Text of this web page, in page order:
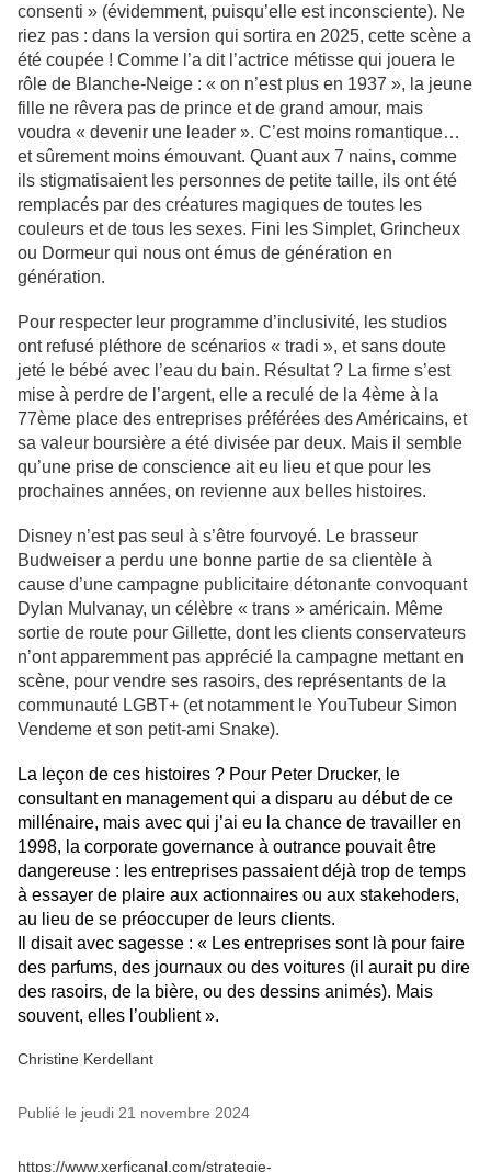
consenti » (évidemment, puisqu’elle est inconsciente). Ne
riez pas : dans la version qui sortira en 2025, cette scène a
été coupée ! Comme l’a dit l’actrice métisse qui jouera le
rôle de Blanche-Neige : « on n’est plus en 1937 », la jeune
fille ne rêvera pas de prince et de grand amour, mais
voudra « devenir une leader ». C’est moins romantique…
et sûrement moins émouvant. Quant aux 7 nains, comme
ils stigmatisaient les personnes de petite taille, ils ont été
remplacés par des créatures magiques de toutes les
couleurs et de tous les sexes. Fini les Simplet, Grincheux
ou Dormeur qui nous ont émus de génération en
génération.
Pour respecter leur programme d’inclusivité, les studios
ont refusé pléthore de scénarios « tradi », et sans doute
jeté le bébé avec l’eau du bain. Résultat ? La firme s’est
mise à perdre de l’argent, elle a reculé de la 4ème à la
77ème place des entreprises préférées des Américains, et
sa valeur boursière a été divisée par deux. Mais il semble
qu’une prise de conscience ait eu lieu et que pour les
prochaines années, on revienne aux belles histoires.
Disney n’est pas seul à s’être fourvoyé. Le brasseur
Budweiser a perdu une bonne partie de sa clientèle à
cause d’une campagne publicitaire détonante convoquant
Dylan Mulvanay, un célèbre « trans » américain. Même
sortie de route pour Gillette, dont les clients conservateurs
n’ont apparemment pas apprécié la campagne mettant en
scène, pour vendre ses rasoirs, des représentants de la
communauté LGBT+ (et notamment le YouTubeur Simon
Vendeme et son petit-ami Snake).
La leçon de ces histoires ? Pour Peter Drucker, le
consultant en management qui a disparu au début de ce
millénaire, mais avec qui j’ai eu la chance de travailler en
1998, la corporate governance à outrance pouvait être
dangereuse : les entreprises passaient déjà trop de temps
à essayer de plaire aux actionnaires ou aux stakehoders,
au lieu de se préoccuper de leurs clients.
Il disait avec sagesse : « Les entreprises sont là pour faire
des parfums, des journaux ou des voitures (il aurait pu dire
des rasoirs, de la bière, ou des dessins animés). Mais
souvent, elles l’oublient ».
Christine Kerdellant
Publié le jeudi 21 novembre 2024
https://www.xerficanal.com/strategie-